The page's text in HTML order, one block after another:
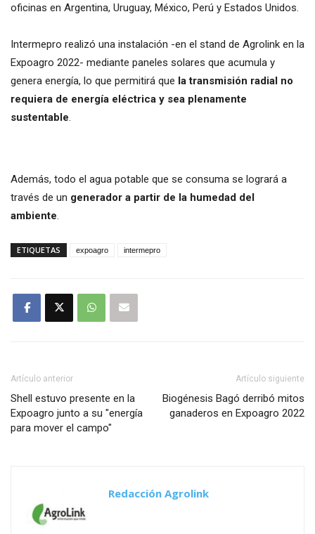
oficinas en Argentina, Uruguay, México, Perú y Estados Unidos.
Intermepro realizó una instalación -en el stand de Agrolink en la
Expoagro 2022- mediante paneles solares que acumula y
genera energía, lo que permitirá que la transmisión radial no
requiera de energía eléctrica y sea plenamente
sustentable.
Además, todo el agua potable que se consuma se logrará a
través de un generador a partir de la humedad del
ambiente.
ETIQUETAS expoagro intermepro
Artículo anterior
Shell estuvo presente en la
Expoagro junto a su "energía
para mover el campo"
Artículo siguiente
Biogénesis Bagó derribó mitos
ganaderos en Expoagro 2022
Redacción Agrolink